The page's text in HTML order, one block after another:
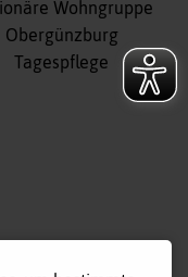
Wohngruppe
Obergünzburg
Tagespflege